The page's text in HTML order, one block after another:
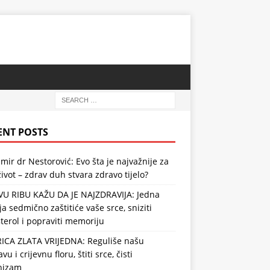
POSTS
dr Nestorović: Evo šta je najvažnije za
– zdrav duh stvara zdravo tijelo?
RIBU KAŽU DA JE NAJZDRAVIJA: Jedna
sedmično zaštitiće vaše srce, sniziti
i popraviti memoriju
ZLATA VRIJEDNA: Reguliše našu
i crijevnu floru, štiti srce, čisti